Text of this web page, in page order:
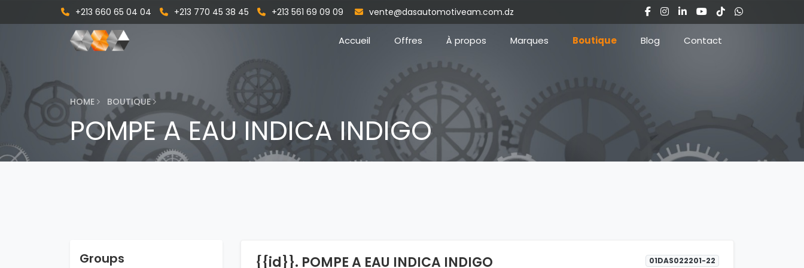
+213 660 65 04 04 +213 770 45 38 45 +213 561 69 09 09 vente@dasautomotiveam.com.dz
Accueil Offres À propos Marques Boutique Blog Contact
HOME BOUTIQUE
POMPE A EAU INDICA INDIGO
Groups {{id}}. POMPE A EAU INDICA INDIGO 01DAS022201-22